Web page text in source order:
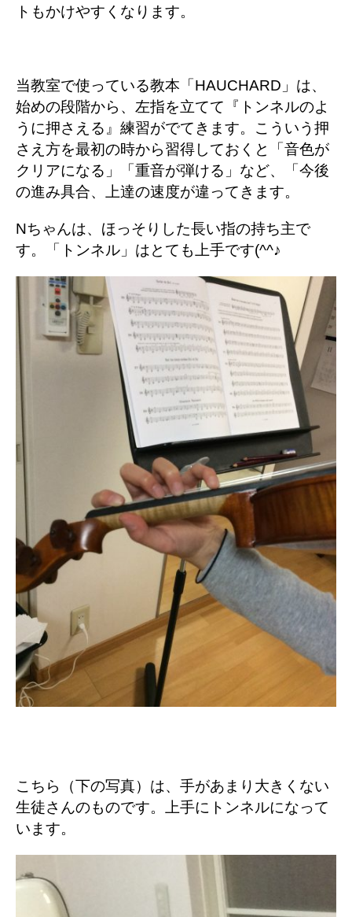
トもかけやすくなります。
当教室で使っている教本「HAUCHARD」は、
始めの段階から、左指を立てて『トンネルのよ
うに押さえる』練習がでてきます。こういう押
さえ方を最初の時から習得しておくと「音色が
クリアになる」「重音が弾ける」など、「今後
の進み具合、上達の速度が違ってきます。
Nちゃんは、ほっそりした長い指の持ち主で
す。「トンネル」はとても上手です(^^♪
こちら（下の写真）は、手があまり大きくない
生徒さんのものです。上手にトンネルになって
います。